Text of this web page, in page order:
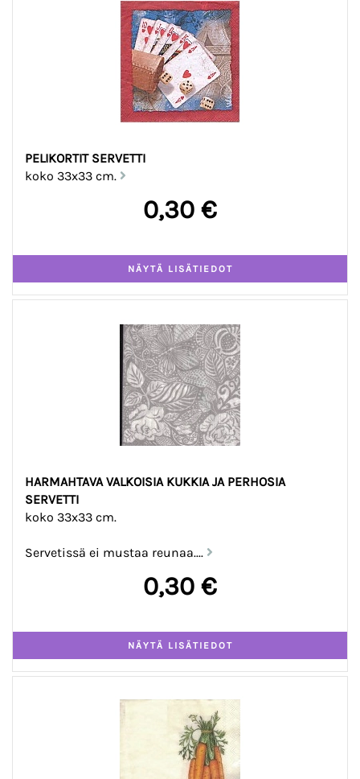
PELIKORTIT SERVETTI
koko 33x33 cm.
0,30 €
HARMAHTAVA VALKOISIA KUKKIA JA PERHOSIA
SERVETTI
koko 33x33 cm.
Servetissä ei mustaa reunaa....
0,30 €